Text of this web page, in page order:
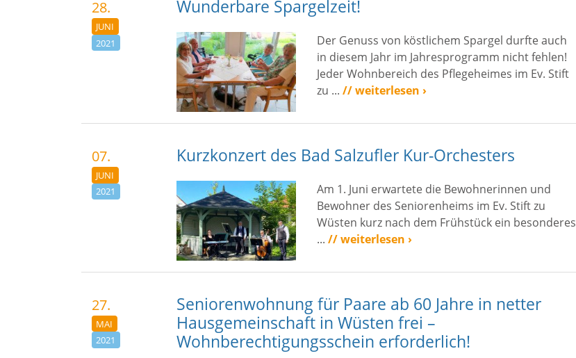
28.
JUNI
2021
Wunderbare Spargelzeit!
Der Genuss von köstlichem Spargel durfte auch
in diesem Jahr im Jahresprogramm nicht fehlen!
Jeder Wohnbereich des Pflegeheimes im Ev. Stift
zu ...// weiterlesen ›
07.
JUNI
2021
Kurzkonzert des Bad Salzufler Kur-Orchesters
Am 1. Juni erwartete die Bewohnerinnen und
Bewohner des Seniorenheims im Ev. Stift zu
Wüsten kurz nach dem Frühstück ein besonderes
...// weiterlesen ›
27.
MAI
2021
Seniorenwohnung für Paare ab 60 Jahre in netter
Hausgemeinschaft in Wüsten frei –
Wohnberechtigungsschein erforderlich!